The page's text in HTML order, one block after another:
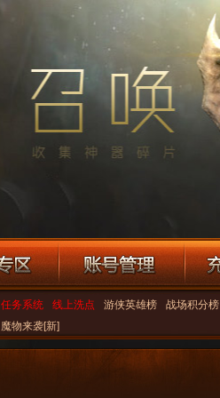
任务系统 线上洗点 游侠英雄榜
战场积分榜
魔物来袭[新]